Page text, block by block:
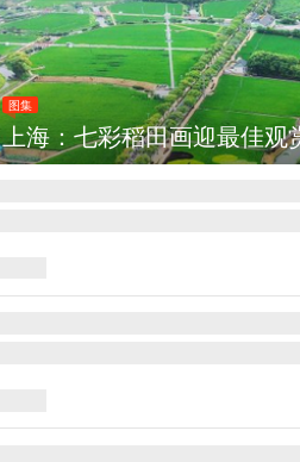
图集
厄瓜多尔总统诺沃亚会见阿